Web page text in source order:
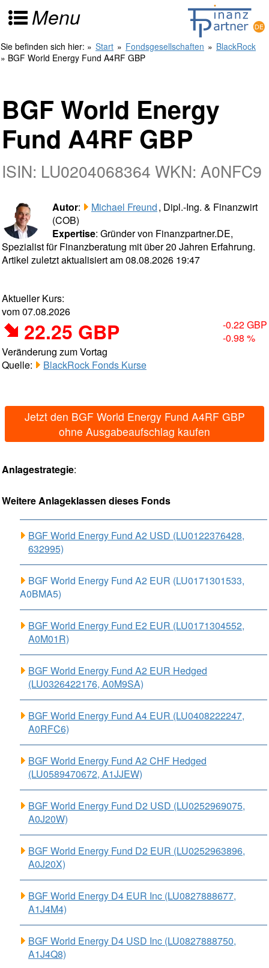
Menu
Sie befinden sich hier: » Start » Fondsgesellschaften » BlackRock
» BGF World Energy Fund A4RF GBP
BGF World Energy
Fund A4RF GBP
ISIN: LU0204068364 WKN: A0NFC9
Autor: Michael Freund, Dipl.-Ing. & Finanzwirt
(COB)
Expertise: Gründer von Finanzpartner.DE,
Spezialist für Finanzberatung mit über 20 Jahren Erfahrung.
Artikel zuletzt aktualisiert am 08.08.2026 19:47
Aktueller Kurs:
vom 07.08.2026
22.25 GBP
-0.22 GBP
-0.98 %
Veränderung zum Vortag
Quelle:
BlackRock Fonds Kurse
Jetzt den BGF World Energy Fund A4RF GBP
ohne Ausgabeaufschlag kaufen
Anlagestrategie:
Weitere Anlageklassen dieses Fonds
BGF World Energy Fund A2 USD (LU0122376428,
632995)
BGF World Energy Fund A2 EUR (LU0171301533,
A0BMA5)
BGF World Energy Fund E2 EUR (LU0171304552,
A0M01R)
BGF World Energy Fund A2 EUR Hedged
(LU0326422176, A0M9SA)
BGF World Energy Fund A4 EUR (LU0408222247,
A0RFC6)
BGF World Energy Fund A2 CHF Hedged
(LU0589470672, A1JJEW)
BGF World Energy Fund D2 USD (LU0252969075,
A0J20W)
BGF World Energy Fund D2 EUR (LU0252963896,
A0J20X)
BGF World Energy D4 EUR Inc (LU0827888677,
A1J4M4)
BGF World Energy D4 USD Inc (LU0827888750,
A1J4Q8)